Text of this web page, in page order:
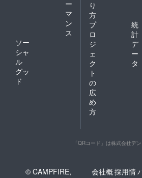
ー
マ
ン
ス
ソー
シャ
ル
グッ
ド
り
方
プ
ロ
ジ
ェ
ク
ト
の
広
め
方
統
計
デ
ー
タ
「QRコード」は株式会社デ
© CAMPFIRE,
会社概採用情